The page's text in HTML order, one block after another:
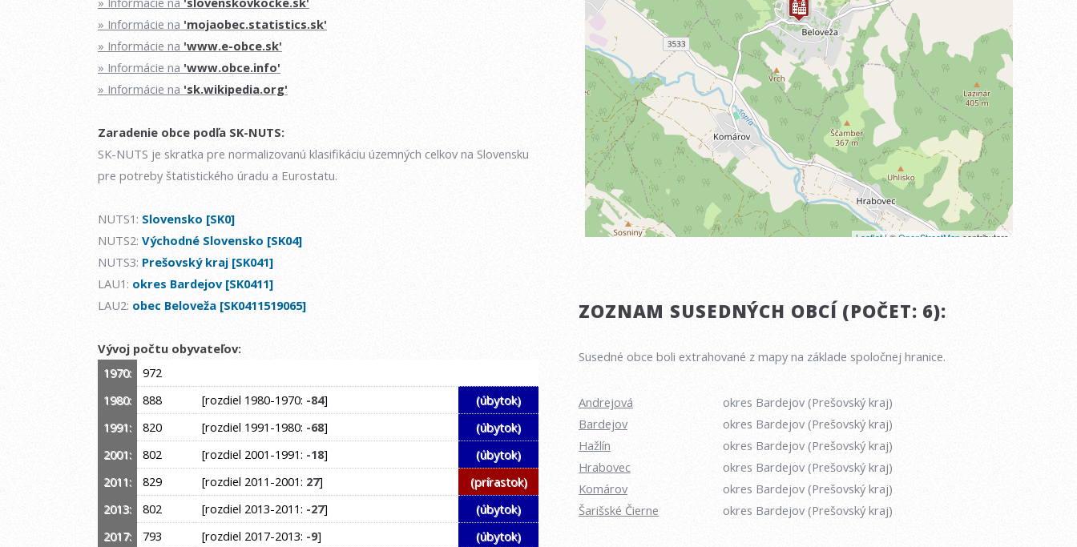
» Informácie na 'mojaobec.statistics.sk'
» Informácie na 'www.e-obce.sk'
» Informácie na 'www.obce.info'
» Informácie na 'sk.wikipedia.org'
Zaradenie obce podľa SK-NUTS:
SK-NUTS je skratka pre normalizovanú klasifikáciu územných celkov na Slovensku
pre potreby štatistického úradu a Eurostatu.
NUTS1: Slovensko [SK0]
NUTS2: Východné Slovensko [SK04]
NUTS3: Prešovský kraj [SK041]
LAU1: okres Bardejov [SK0411]
LAU2: obec Beloveža [SK0411519065]
Vývoj počtu obyvateľov:
1970:
972
1980:
888 [rozdiel 1980-1970: -84]
(úbytok)
1991:
820 [rozdiel 1991-1980: -68]
(úbytok)
2001:
802 [rozdiel 2001-1991: -18]
(úbytok)
2011:
829 [rozdiel 2011-2001: 27]
(prírastok)
2013:
802 [rozdiel 2013-2011: -27]
(úbytok)
2017:
793 [rozdiel 2017-2013: -9]
(úbytok)
ZOZNAM SUSEDNÝCH OBCÍ (POČET: 6):
Susedné obce boli extrahované z mapy na základe spoločnej hranice.
Andrejová
okres Bardejov (Prešovský kraj)
Bardejov
okres Bardejov (Prešovský kraj)
Hažlín
okres Bardejov (Prešovský kraj)
Hrabovec
okres Bardejov (Prešovský kraj)
Komárov
okres Bardejov (Prešovský kraj)
Šarišské Čierne
okres Bardejov (Prešovský kraj)